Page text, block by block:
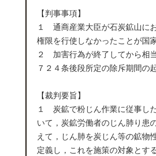
【判事事項】
１ 通商産業大臣が石炭鉱山に
権限を行使しなかったことが国
２ 加害行為が終了してから相
７２４条後段所定の除斥期間の
【裁判要旨】
１ 炭鉱で粉じん作業に従事し
いて，炭鉱労働者のじん肺り患
えて，じん肺を炭じん等の鉱物
定義し，これを施策の対象とす